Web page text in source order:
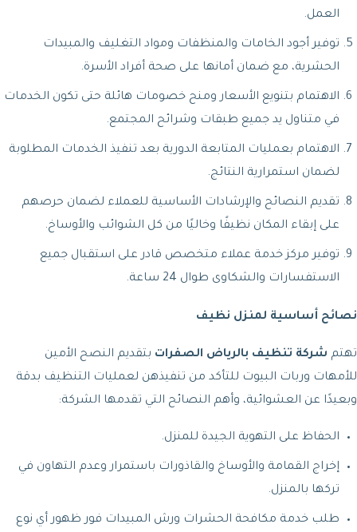
العمل.
توفير أجود الخامات والمنظفات ومواد التغليف والمبيدات
الحشرية، مع ضمان أمانها على صحة أفراد الأسرة.
الاهتمام بتنويع الأسعار ومنح خصومات هائلة حتى تكون الخدمات
في متناول يد جميع طبقات وشرائح المجتمع.
الاهتمام بعمليات المتابعة الدورية بعد تنفيذ الخدمات المطلوبة
لضمان استمرارية النتائج.
تقديم النصائح والإرشادات الأساسية للعملاء لضمان حرصهم
على إبقاء المكان نظيفًا وخاليًا من كل الشوائب والأوساخ.
توفير مركز خدمة عملاء متخصص قادر على استقبال جميع
الاستفسارات والشكاوى طوال 24 ساعة.
نصائح أساسية لمنزل نظيف
تهتم شركة تنظيف بالرياض الصفرات بتقديم النصح الأمين
للأمهات وربات البيوت للتأكد من تنفيذهن لعمليات التنظيف بدقة
وبعيدًا عن العشوائية، وأهم النصائح التي تقدمها الشركة:
الحفاظ على التهوية الجيدة للمنزل.
إخراج القمامة والأوساخ والقاذورات باستمرار وعدم التهاون في
تركها بالمنزل.
طلب خدمة مكافحة الحشرات ورش المبيدات فور ظهور أي نوع